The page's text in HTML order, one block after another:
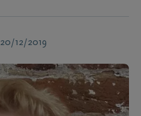
20/12/2019